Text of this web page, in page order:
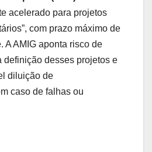
acelerado para projetos
com prazo máximo de
A AMIG aponta risco de
definição desses projetos e
diluição de
caso de falhas ou